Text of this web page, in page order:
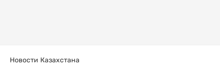
Новости Казахстана